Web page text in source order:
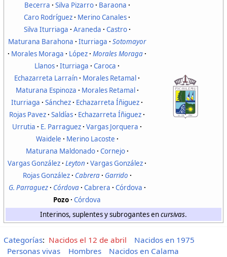
Becerra
Silva Pizarro
Baraona
Caro Rodríguez
Merino Canales
Silva Iturriaga
Araneda
Castro
Maturana Barahona
Iturriaga
Sotomayor
Morales Moraga
López Morales Moraga
Llanos Iturriaga
Caroca
Echazarreta Larraín
Morales Retamal
Maturana Espinoza
Morales Retamal
Iturriaga
Sánchez
Echazarreta Íñiguez
Rojas Pavez Saldías
Echazarreta Íñiguez
Urrutia
E. Parraguez Vargas Jorquera
Waidele
Merino Lacoste
Maturana Maldonado Cornejo
Vargas González Leyton
Vargas González
Rojas González
Cabrera
Garrido
G. Parraguez
Córdova Cabrera
Córdova
Pozo Córdova
Interinos, suplentes y subrogantes encursivas.
Categorías: Nacidos el 12 de abril
Nacidos en 1975
Personas vivas
Hombres
Nacidos en Calama